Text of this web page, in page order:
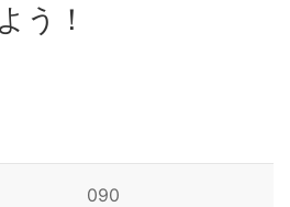
う！
090